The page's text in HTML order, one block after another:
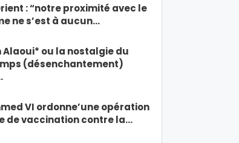
: “notre proximité avec le
ne s’est à aucun…
Alaoui* ou la nostalgie du
(désenchantement)
VI ordonne’une opération
de vaccination contre la…